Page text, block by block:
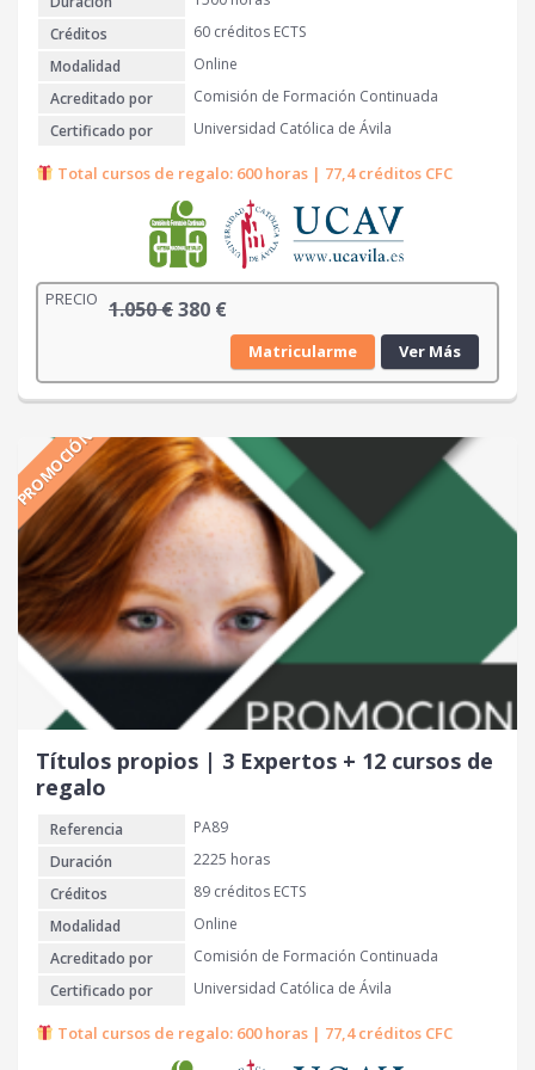
.
Créditos
60 créditos ECTS
Modalidad
Online
Acreditado por
Comisión de Formación Continuada
Certificado por
Universidad Católica de Ávila
Total cursos de regalo: 600 horas | 77,4 créditos CFC
PRECIO 1.050€E
r
c
i
o
o
r
i
g
i
n
a
e
r
380 €E
l
p
r
c
i
o
u
a
e
s
:
3
€
.
Matricularme Ver Más
PROMOCIÓN
Títulos propios | 3 Expertos + 12 cursos de
regalo
Referencia
PA89
Duración
2225 horas
Créditos
89 créditos ECTS
Modalidad
Online
Acreditado por
Comisión de Formación Continuada
Certificado por
Universidad Católica de Ávila
Total cursos de regalo: 600 horas | 77,4 créditos CFC